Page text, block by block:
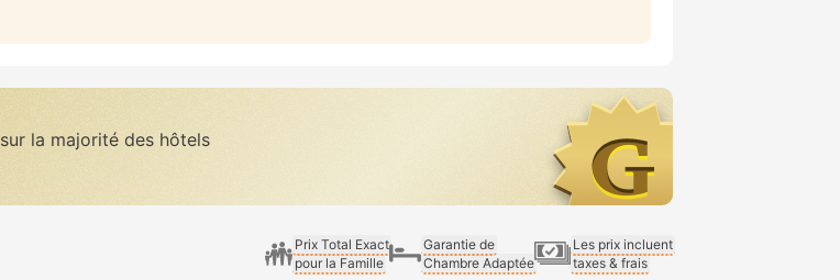
sur la majorité des hôtels
Prix Total Exact
pour la Famille
Garantie de
Chambre Adaptée
Les prix incluent
taxes & frais